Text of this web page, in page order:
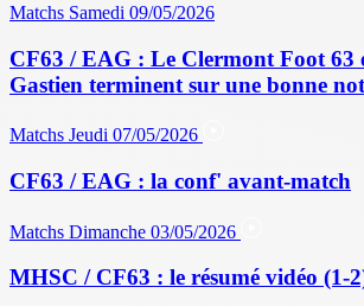
Matchs Samedi 09/05/2026
CF63 / EAG : Le Clermont Foot 63
Gastien terminent sur une bonne
Matchs Jeudi 07/05/2026
CF63 / EAG : la conf' avant-match
Matchs Dimanche 03/05/2026
MHSC / CF63 : le résumé vidéo (1-